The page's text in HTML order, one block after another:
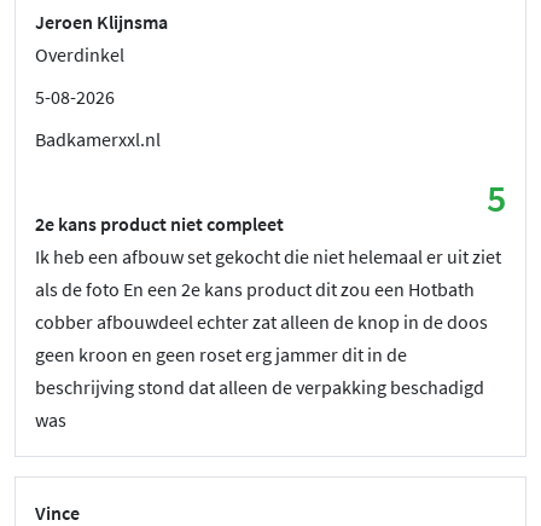
Jeroen Klijnsma
Overdinkel
5-08-2026
Badkamerxxl.nl
5
2e kans product niet compleet
Ik heb een afbouw set gekocht die niet helemaal er uit ziet
als de foto En een 2e kans product dit zou een Hotbath
cobber afbouwdeel echter zat alleen de knop in de doos
geen kroon en geen roset erg jammer dit in de
beschrijving stond dat alleen de verpakking beschadigd
was
Vince